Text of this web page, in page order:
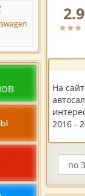
На
2016 -